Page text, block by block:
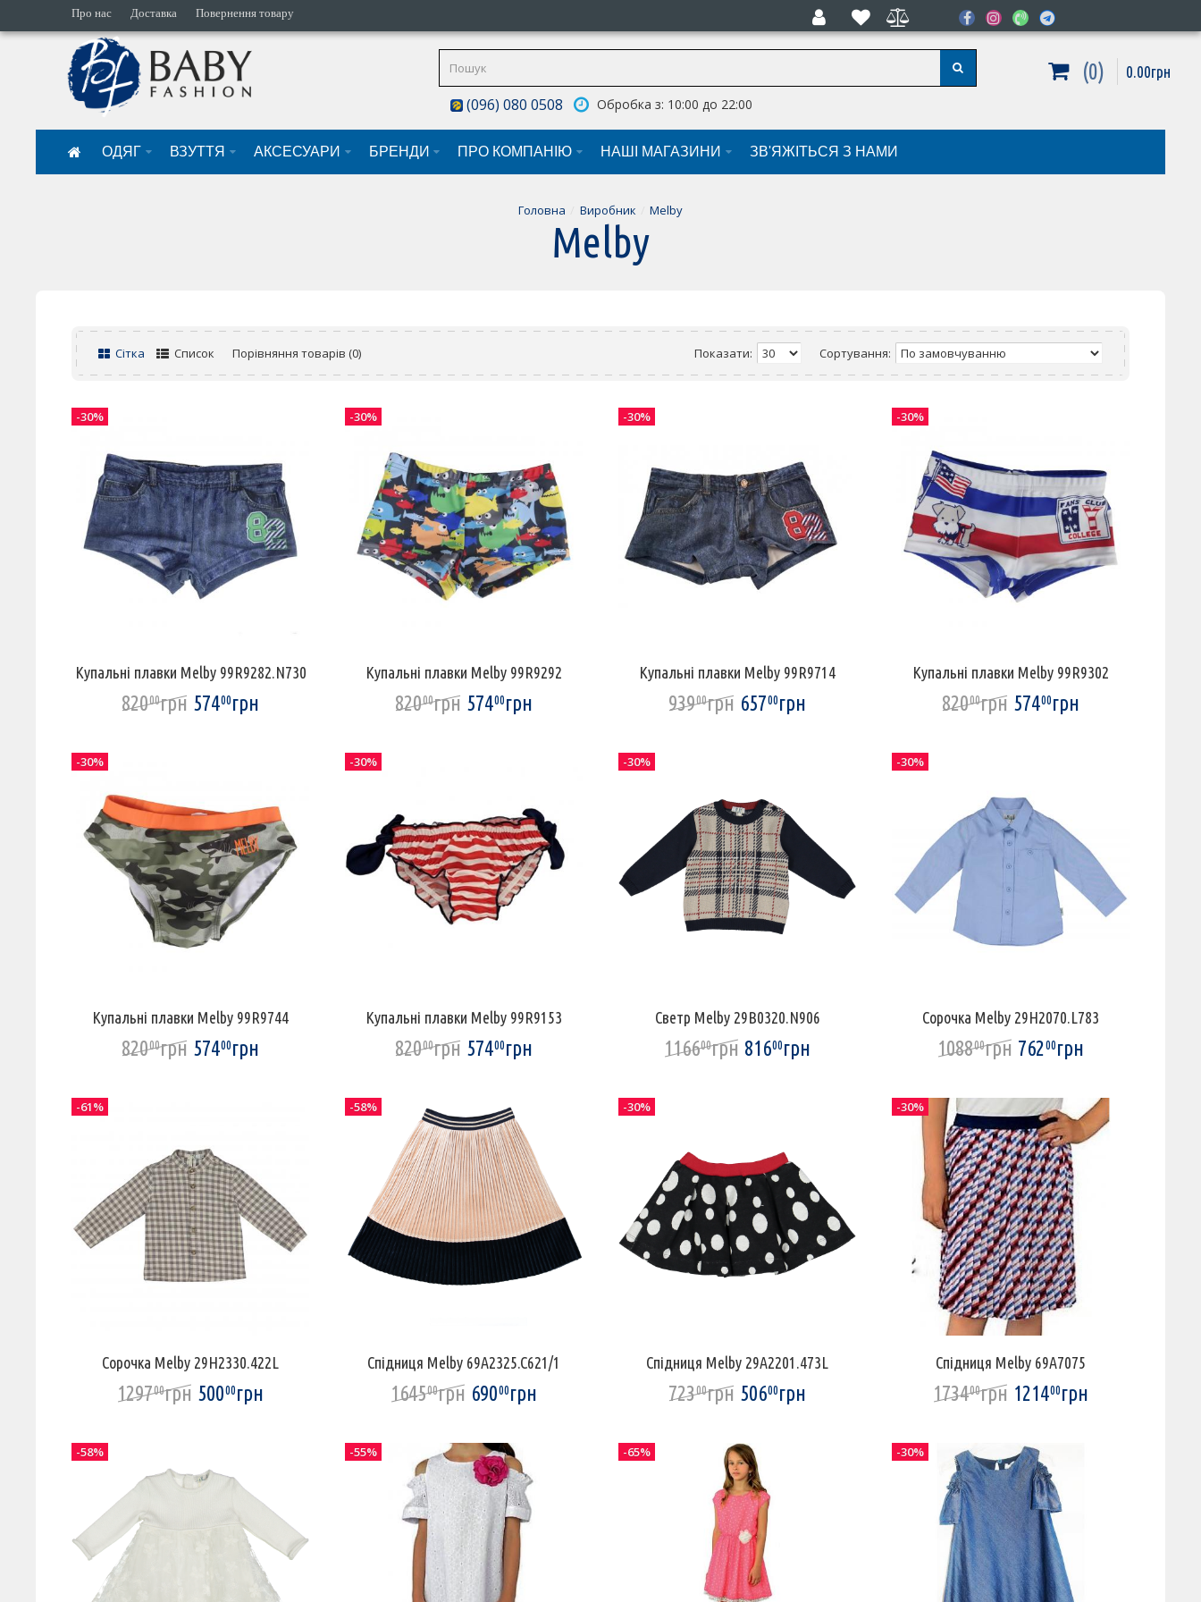
Про нас Доставка Повернення товару
(096) 080 0508 Обробка з: 10:00 до 22:00
0 0.00грн
ОДЯГ ВЗУТТЯ АКСЕСУАРИ БРЕНДИ ПРО КОМПАНІЮ НАШI МАГАЗИНИ ЗВ'ЯЖІТЬСЯ З НАМИ
Головна Виробник Melby
Melby
Сітка Список Порівняння товарів (0) Показати: Сортування:
Купальні плавки Melby 99R9282.N730
82000грн 57400грн
-30%
Купальні плавки Melby 99R9292
82000грн 57400грн
-30%
Купальні плавки Melby 99R9714
93900грн 65700грн
-30%
Купальні плавки Melby 99R9302
82000грн 57400грн
-30%
Купальні плавки Melby 99R9744
82000грн 57400грн
-30%
Купальні плавки Melby 99R9153
82000грн 57400грн
-30%
Светр Melby 29B0320.N906
116600грн 81600грн
-30%
Сорочка Melby 29H2070.L783
108800грн 76200грн
-30%
Сорочка Melby 29H2330.422L
129700грн 50000грн
-61%
Спідниця Melby 69A2325.C621/1
164500грн 69000грн
-58%
Спідниця Melby 29A2201.473L
72300грн 50600грн
-30%
Спідниця Melby 69A7075
173400грн 121400грн
-30%
-58% -55% -65% -30%